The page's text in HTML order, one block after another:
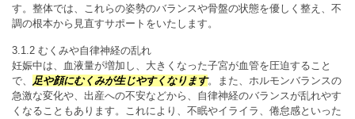
す。整体では、これらの姿勢のバランスや骨盤の状態を優しく整え、不
調の根本から見直すサポートをいたします。
3.1.2 むくみや自律神経の乱れ
妊娠中は、血液量が増加し、大きくなった子宮が血管を圧迫すること
で、 足や顔にむくみが生じやすくなります。また、ホルモンバランスの
急激な変化や、出産への不安などから、自律神経のバランスが乱れやす
くなることもあります。これにより、不眠やイライラ、倦怠感といった